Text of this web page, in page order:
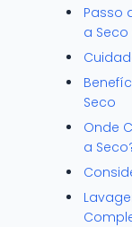
Passo
a
Seco
Onde
a